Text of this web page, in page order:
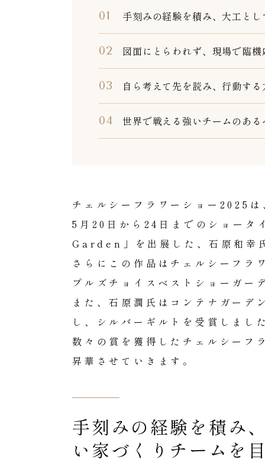
手刻みの経験を積み、大工と
図面にとらわれず、現場で臨
自ら考えて先を読み、行動す
世界で戦える強いチームのあ
チェルシーフラワーショー2025は
5月20日から24日までのショー
Garden」を出展した、石原和幸
さらにこの作品はチェルシーフラ
プルズチョイスベストショーガー
また、石原潤氏はコンテナガ
し、シルバーギルトを受賞しまし
数々の賞を獲得したチェルシーフ
昇華させていきます。
手刻みの経験を積み
い家づくりチームを